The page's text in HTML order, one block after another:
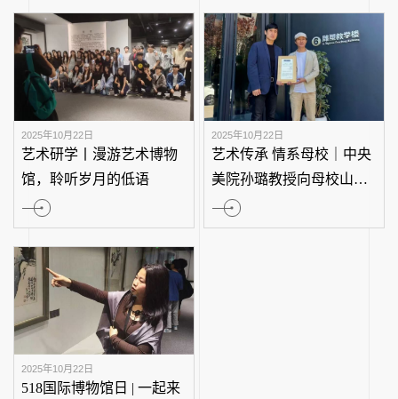
2025年10月22日
我馆《艺术之旅：探索与
发现》入选2023年度全省
美术馆优秀公共教育项目
2025年10月22日
教学部调研团队